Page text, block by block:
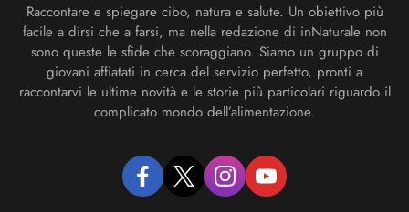
Raccontare e spiegare cibo, natura e salute. Un obiettivo più
facile a dirsi che a farsi, ma nella redazione di inNaturale non
sono queste le sfide che scoraggiano. Siamo un gruppo di
giovani affiatati in cerca del servizio perfetto, pronti a
raccontarvi le ultime novità e le storie più particolari riguardo il
complicato mondo dell’alimentazione.
facebooktwitter instagramyoutube